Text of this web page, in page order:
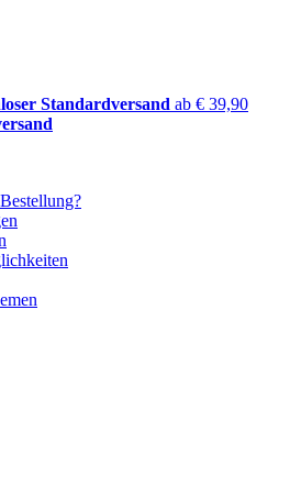
Standardversand ab € 39,90